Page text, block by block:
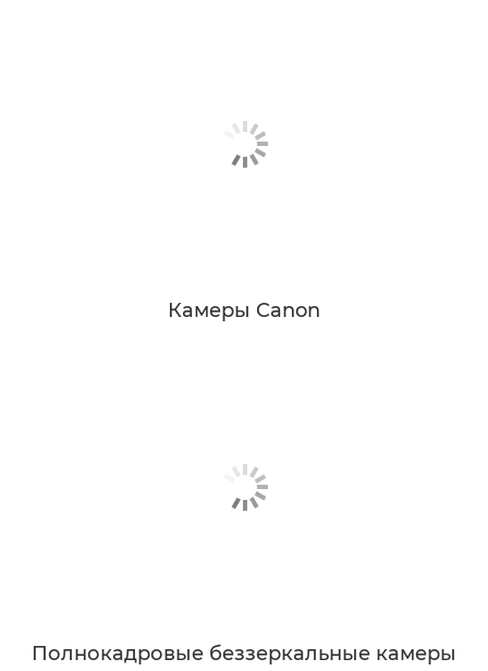
Камеры Canon
Полнокадровые беззеркальные камеры